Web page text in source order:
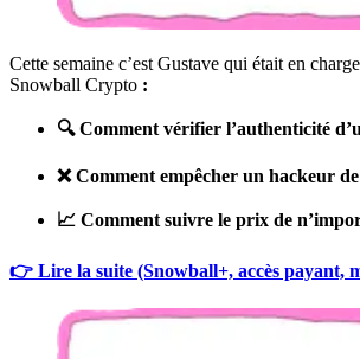
Cette semaine c’est Gustave qui était en
Snowball Crypto :
🔍 Comment vérifier l’authenticité
❌ Comment empêcher un hackeur
📈 Comment suivre le prix de
👉 Lire la suite (Snowball+, accès payant,